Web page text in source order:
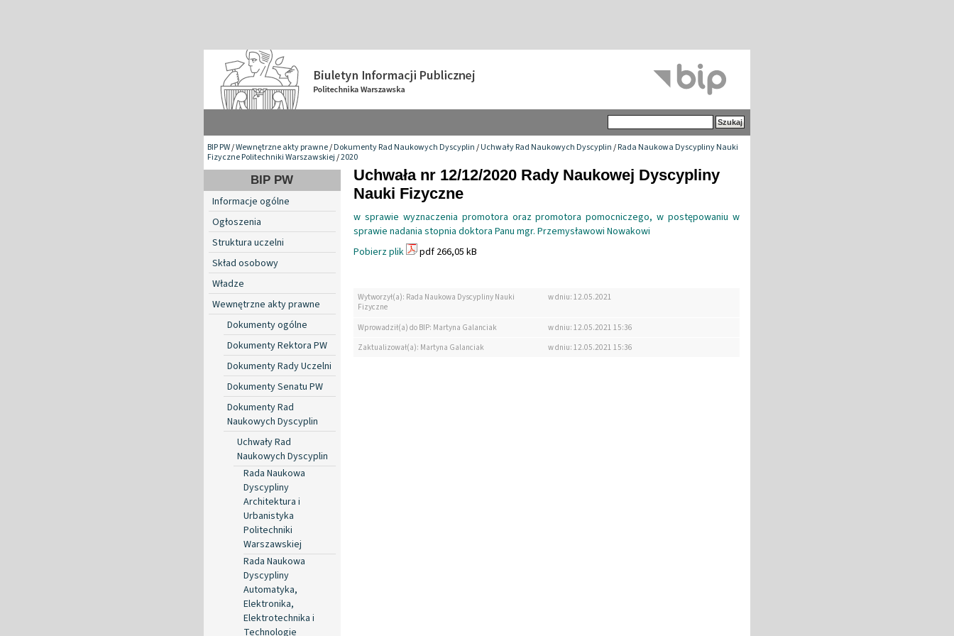
BIP PW/Wewnętrzne akty prawne/Dokumenty Rad Naukowych Dyscyplin/Uchwały Rad Naukowych Dyscyplin/Rada Naukowa Dyscypliny Nauki
Fizyczne Politechniki Warszawskiej/2020
BIP PW
Informacje ogólne
Ogłoszenia
Struktura uczelni
Skład osobowy
Władze
Wewnętrzne akty prawne
Dokumenty ogólne
Dokumenty Rektora PW
Dokumenty Rady Uczelni
Dokumenty Senatu PW
Dokumenty Rad
Naukowych Dyscyplin
Uchwały Rad
Naukowych Dyscyplin
Rada Naukowa
Dyscypliny
Architektura i
Urbanistyka
Politechniki
Warszawskiej
Rada Naukowa
Dyscypliny
Automatyka,
Elektronika,
Elektrotechnika i
Technologie
Uchwała nr 12/12/2020 Rady Naukowej Dyscypliny
Nauki Fizyczne
w sprawie wyznaczenia promotora oraz promotora pomocniczego, w postępowaniu w
sprawie nadania stopnia doktora Panu mgr. Przemysławowi Nowakowi
Pobierz plik
pdf 266,05 kB
Wytworzył(a): Rada Naukowa Dyscypliny Nauki
Fizyczne
w dniu: 12.05.2021
Wprowadził(a) do BIP: Martyna Galanciak
w dniu: 12.05.2021 15:36
Zaktualizował(a): Martyna Galanciak
w dniu: 12.05.2021 15:36